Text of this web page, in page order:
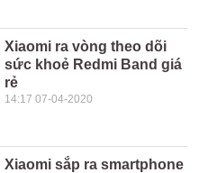
Xiaomi ra vòng theo dõi
sức khoẻ Redmi Band giá
rẻ
14:17 07-04-2020
Xiaomi sắp ra smartphone